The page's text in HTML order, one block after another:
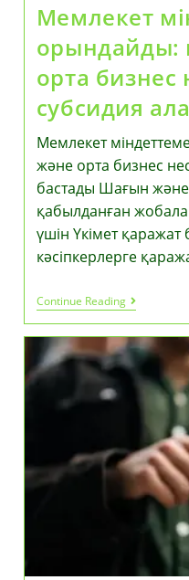
Жаңа
Берілуін
Үлкен
Қуаныш
Мемлекет
орындайды:
орта бизнес
субсидия
Мемлекет
және орта бизнес
бастады Шағын және
қабылданған
үшін Үкімет
кәсіпкерлерге
Continue ReadingМемлекет
Шағын
Және
Орта
Бизнес
Несиесіне
Бастады